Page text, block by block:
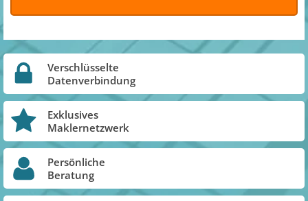
Verschlüsselte
Datenverbindung
Exklusives
Maklernetzwerk
Persönliche
Beratung